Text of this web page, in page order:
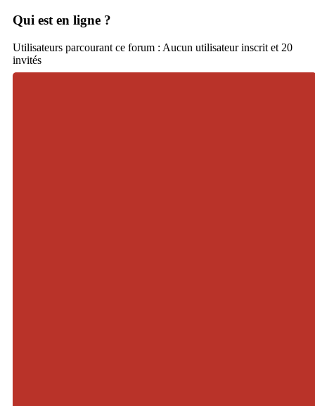
Qui est en ligne ?
Utilisateurs parcourant ce forum : Aucun utilisateur inscrit et 20
invités